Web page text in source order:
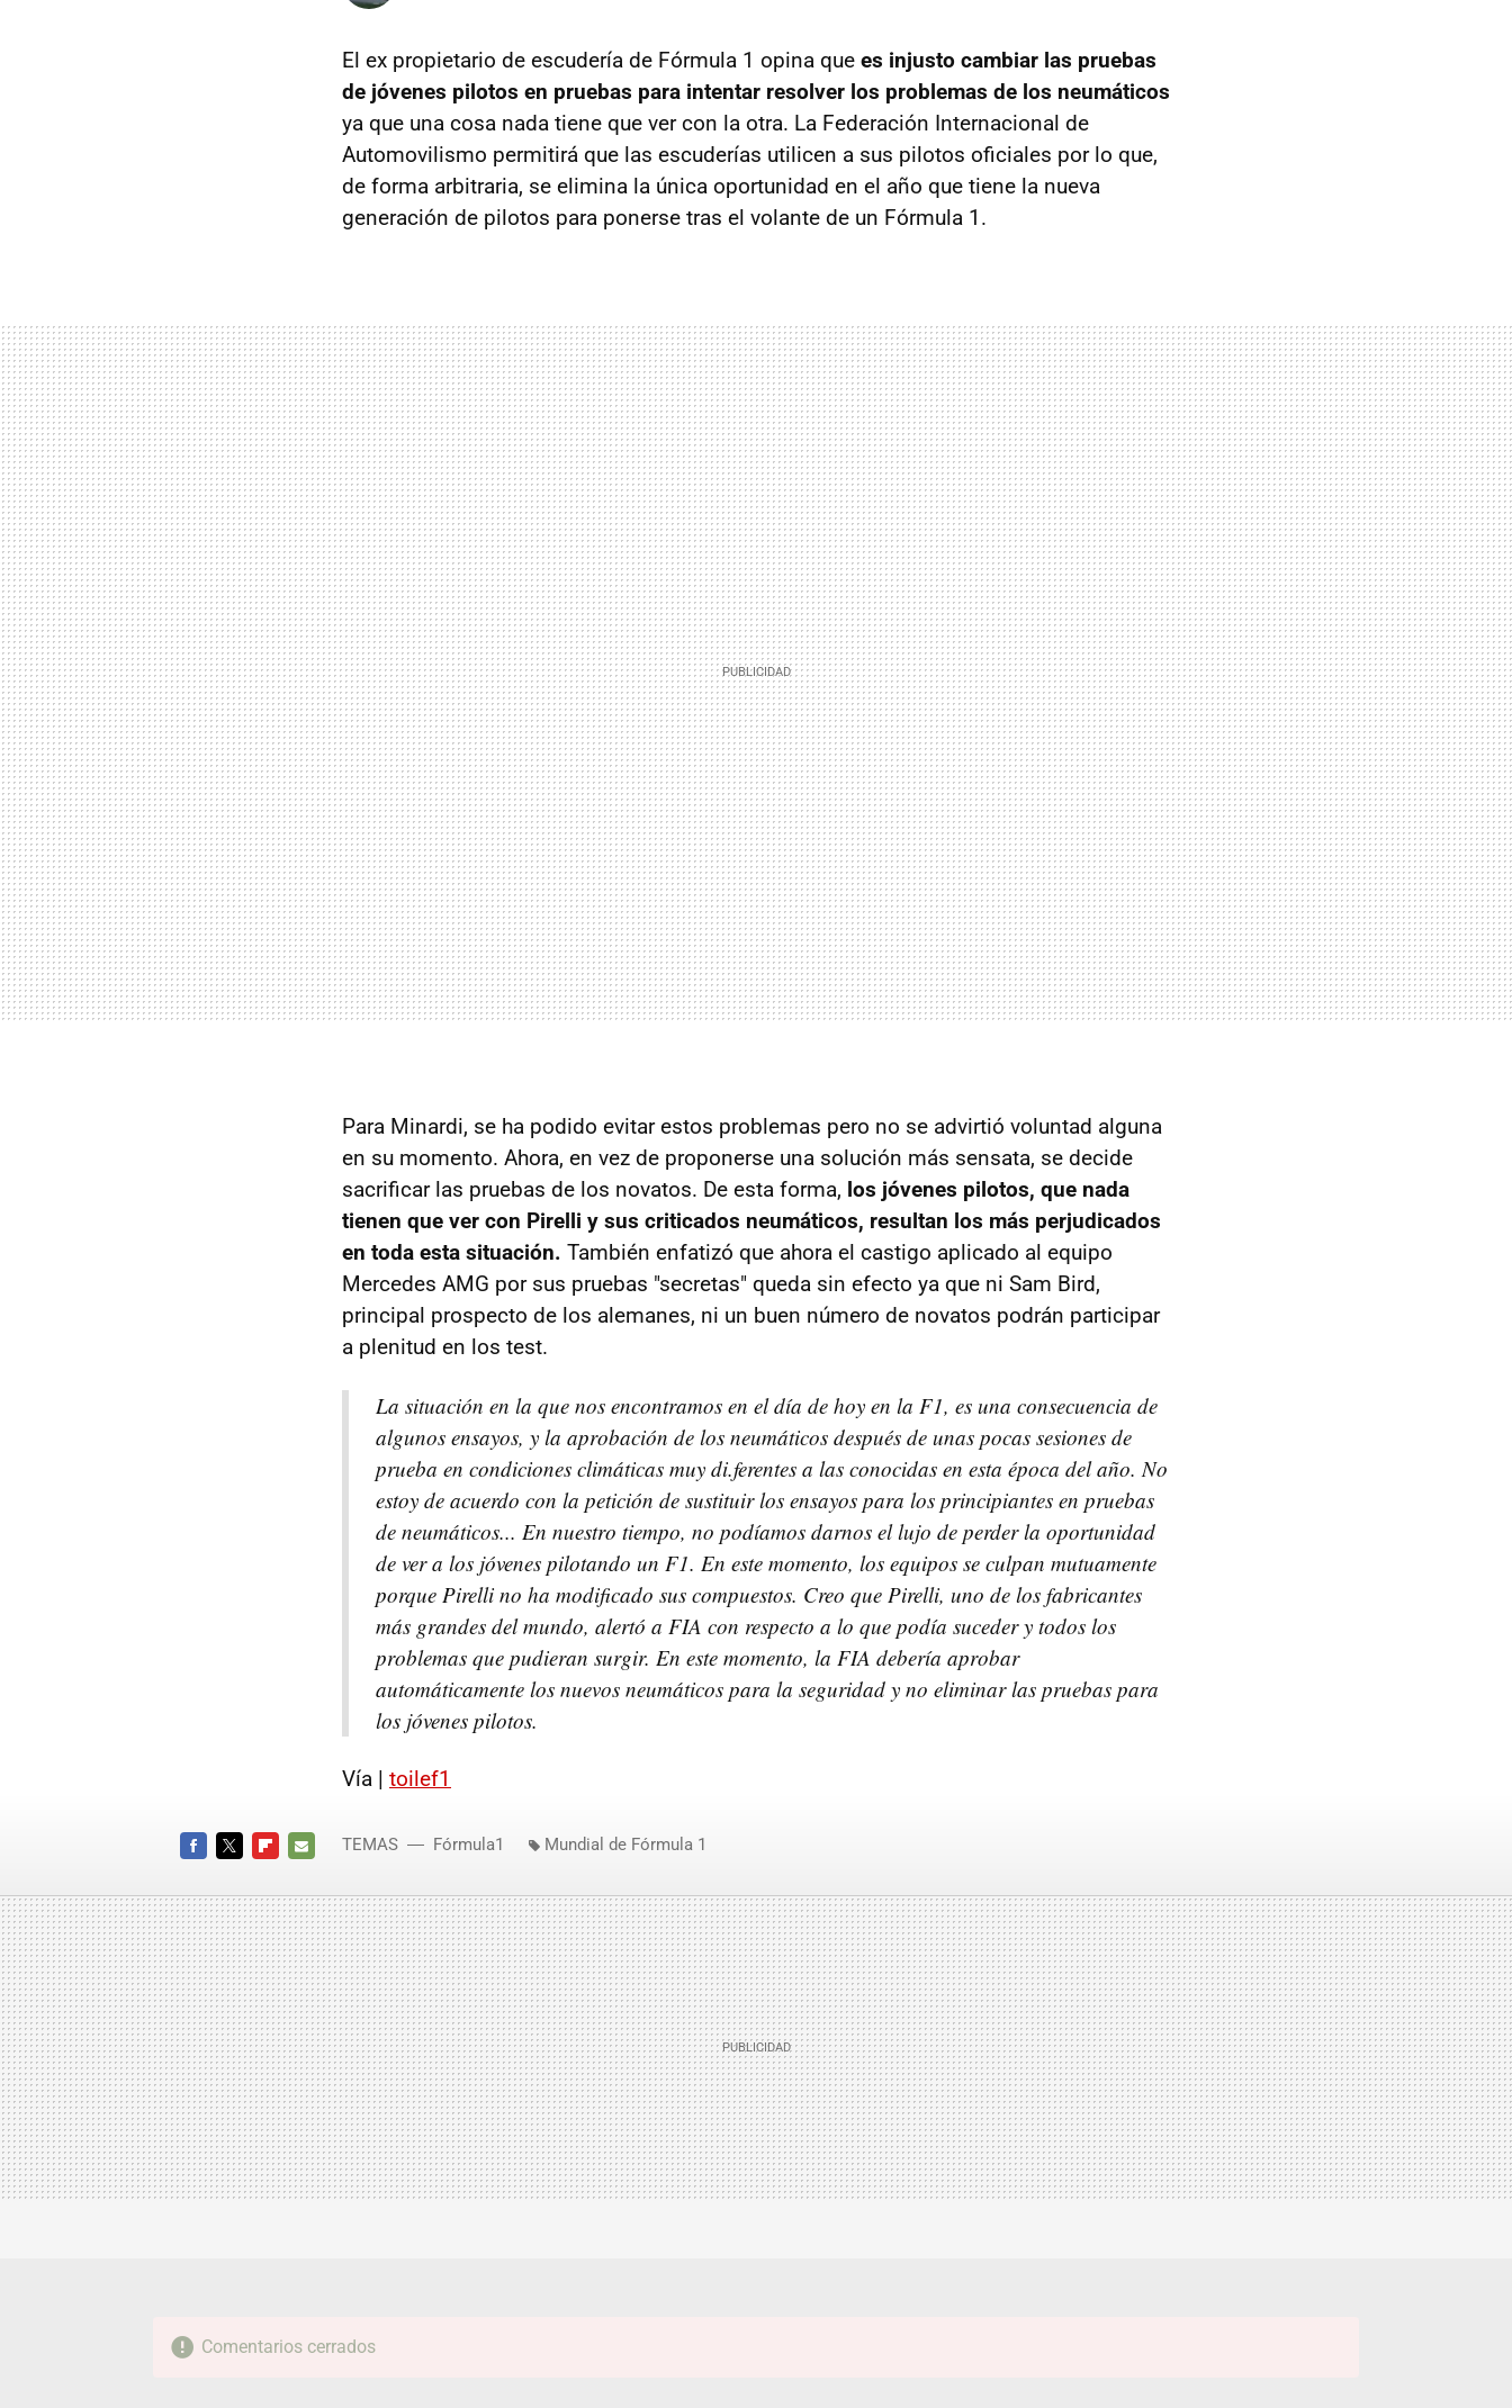
El ex propietario de escudería de Fórmula 1 opina que es injusto cambiar las pruebas
de jóvenes pilotos en pruebas para intentar resolver los problemas de los neumáticos
ya que una cosa nada tiene que ver con la otra. La Federación Internacional de
Automovilismo permitirá que las escuderías utilicen a sus pilotos oficiales por lo que,
de forma arbitraria, se elimina la única oportunidad en el año que tiene la nueva
generación de pilotos para ponerse tras el volante de un Fórmula 1.
Para Minardi, se ha podido evitar estos problemas pero no se advirtió voluntad alguna
en su momento. Ahora, en vez de proponerse una solución más sensata, se decide
sacrificar las pruebas de los novatos. De esta forma, los jóvenes pilotos, que nada
tienen que ver con Pirelli y sus criticados neumáticos, resultan los más perjudicados
en toda esta situación. También enfatizó que ahora el castigo aplicado al equipo
Mercedes AMG por sus pruebas "secretas" queda sin efecto ya que ni Sam Bird,
principal prospecto de los alemanes, ni un buen número de novatos podrán participar
a plenitud en los test.
La situación en la que nos encontramos en el día de hoy en la F1, es una consecuencia de
algunos ensayos, y la aprobación de los neumáticos después de unas pocas sesiones de
prueba en condiciones climáticas muy di.ferentes a las conocidas en esta época del año. No
estoy de acuerdo con la petición de sustituir los ensayos para los principiantes en pruebas
de neumáticos... En nuestro tiempo, no podíamos darnos el lujo de perder la oportunidad
de ver a los jóvenes pilotando un F1. En este momento, los equipos se culpan mutuamente
porque Pirelli no ha modificado sus compuestos. Creo que Pirelli, uno de los fabricantes
más grandes del mundo, alertó a FIA con respecto a lo que podía suceder y todos los
problemas que pudieran surgir. En este momento, la FIA debería aprobar
automáticamente los nuevos neumáticos para la seguridad y no eliminar las pruebas para
los jóvenes pilotos.
Vía | toilef1
MAIL
TEMAS Fórmula1 Mundial de Fórmula 1
Comentarios cerrados